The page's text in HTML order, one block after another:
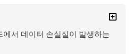
에서 데이터 손실실이 발생하는